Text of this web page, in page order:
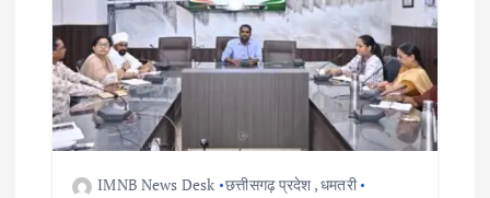
IMNB News Desk छत्तीसगढ़ प्रदेश ,धमतरी